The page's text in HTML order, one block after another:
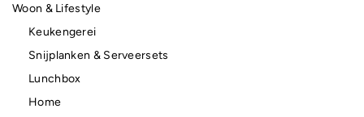
Woon & Lifestyle
Keukengerei
Snijplanken & Serveersets
Lunchbox
Home